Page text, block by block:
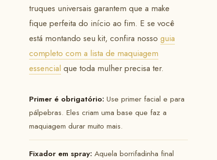
truques universais garantem que a make
fique perfeita do início ao fim. E se você
está montando seu kit, confira nosso guia
completo com a lista de maquiagem
essencial que toda mulher precisa ter.
Primer é obrigatório: Use primer facial e para
pálpebras. Eles criam uma base que faz a
maquiagem durar muito mais.
Fixador em spray: Aquela borrifadinha final